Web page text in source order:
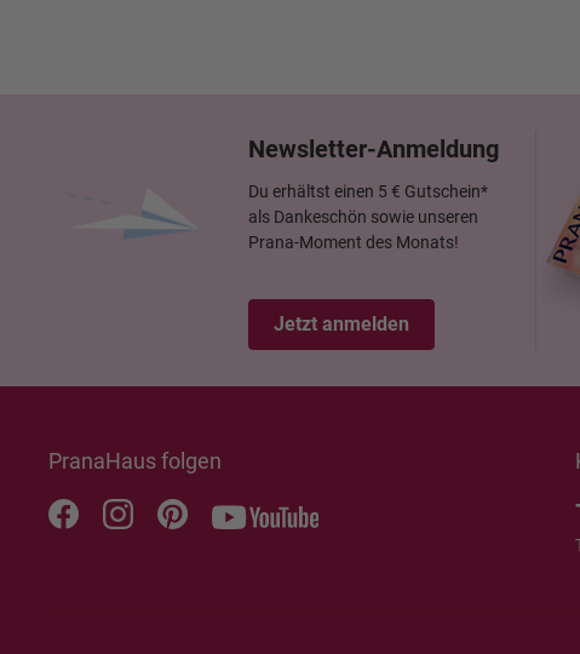
Newsletter-Anmeldung
Du erhältst einen 5 € Gutschein*
als Dankeschön sowie unseren
Prana-Moment des Monats!
Jetzt anmelden
PranaHaus folgen